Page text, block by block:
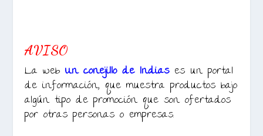
AVISO
La webUn conejillo de Indias es un portal
de información, que muestra productos bajo
algún tipo de promoción que son ofertados
por otras personas o empresas.